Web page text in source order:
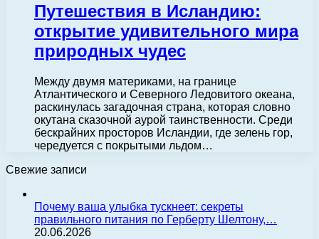
Путешествия в Исландию:
открытие удивительного мира
природных чудес
Между двумя материками, на границе
Атлантического и Северного Ледовитого океана,
раскинулась загадочная страна, которая словно
окутана сказочной аурой таинственности. Среди
бескрайних просторов Исландии, где зелень гор,
чередуется с покрытыми льдом…
Свежие записи
Почему ваша улыбка тускнеет: секреты
правильного питания по Герберту Шелтону,…
20.06.2026